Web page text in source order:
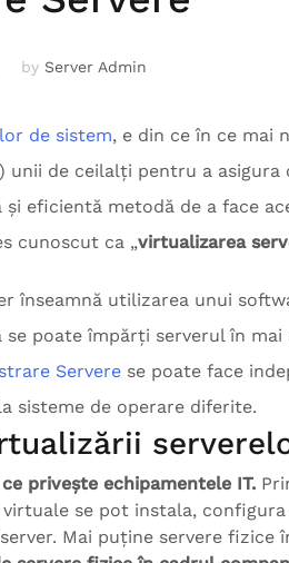
by Server Admin
de sistem, e din ce în ce mai
de ceilalți pentru a asigura
și eficientă metodă de a face
cunoscut ca „virtualizarea
înseamnă utilizarea unui
poate împărți serverul în
Servere se poate face
sisteme de operare diferite.
privește echipamentele IT.
se pot instala,
Mai puține servere fizice